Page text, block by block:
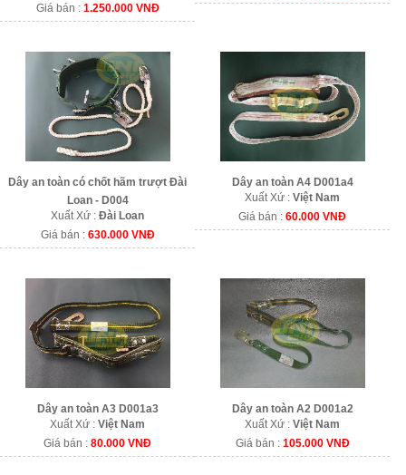
Giá bán : 1.250.000 VNĐ
Dây an toàn có chốt hãm trượt Đài
Loan - D004
Xuất Xứ :Đài Loan
Giá bán : 630.000 VNĐ
Dây an toàn A4 D001a4
Xuất Xứ :Việt Nam
Giá bán :60.000 VNĐ
Dây an toàn A3 D001a3
Xuất Xứ :Việt Nam
Giá bán :80.000 VNĐ
Dây an toàn A2 D001a2
Xuất Xứ :Việt Nam
Giá bán : 105.000 VNĐ